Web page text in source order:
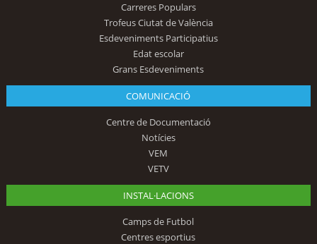
Carreres Populars
Trofeus Ciutat de València
Esdeveniments Participatius
Edat escolar
Grans Esdeveniments
COMUNICACIÓ
Centre de Documentació
Notícies
VEM
VETV
INSTAL·LACIONS
Camps de Futbol
Centres esportius